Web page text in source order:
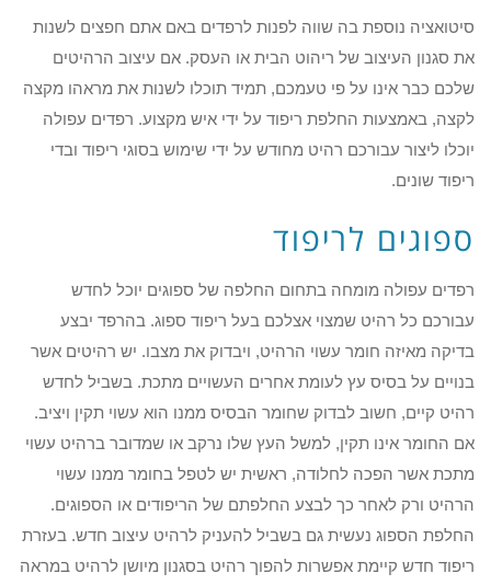
סיטואציה נוספת בה שווה לפנות לרפדים באם אתם חפצים לשנות
את סגנון העיצוב של ריהוט הבית או העסק. אם עיצוב הרהיטים
שלכם כבר אינו על פי טעמכם, תמיד תוכלו לשנות את מראהו מקצה
לקצה, באמצעות החלפת ריפוד על ידי איש מקצוע. רפדים עפולה
יוכלו ליצור עבורכם רהיט מחודש על ידי שימוש בסוגי ריפוד ובדי
ריפוד שונים.
ספוגים לריפוד
רפדים עפולה מומחה בתחום החלפה של ספוגים יוכל לחדש
עבורכם כל רהיט שמצוי אצלכם בעל ריפוד ספוג. בהרפד יבצע
בדיקה מאיזה חומר עשוי הרהיט, ויבדוק את מצבו. יש רהיטים אשר
בנויים על בסיס עץ לעומת אחרים העשויים מתכת. בשביל לחדש
רהיט קיים, חשוב לבדוק שחומר הבסיס ממנו הוא עשוי תקין ויציב.
אם החומר אינו תקין, למשל העץ שלו נרקב או שמדובר ברהיט עשוי
מתכת אשר הפכה לחלודה, ראשית יש לטפל בחומר ממנו עשוי
הרהיט ורק לאחר כך לבצע החלפתם של הריפודים או הספוגים.
החלפת הספוג נעשית גם בשביל להעניק לרהיט עיצוב חדש. בעזרת
ריפוד חדש קיימת אפשרות להפוך רהיט בסגנון מיושן לרהיט במראה